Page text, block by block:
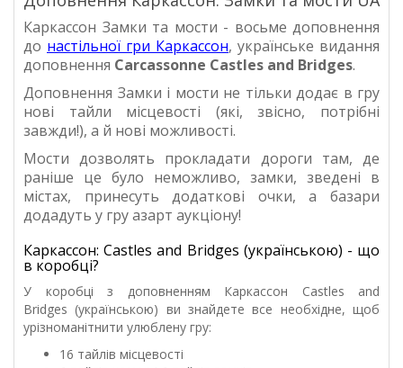
Каркассон Замки та мости - восьме доповнення
до настільної гри Каркассон, українське видання
доповнення Carcassonne Castles and Bridges.
Доповнення Замки і мости не тільки додає в гру
нові тайли місцевості (які, звісно, потрібні
завжди!), а й нові можливості.
Мости дозволять прокладати дороги там, де
раніше це було неможливо, замки, зведені в
містах, принесуть додаткові очки, а базари
додадуть у гру азарт аукціону!
Каркассон: Castles and Bridges (українською) - що
в коробці?
У коробці з доповненням Каркассон Castles and
Bridges (українською) ви знайдете все необхідне, щоб
урізноманітнити улюблену гру:
16 тайлів місцевості